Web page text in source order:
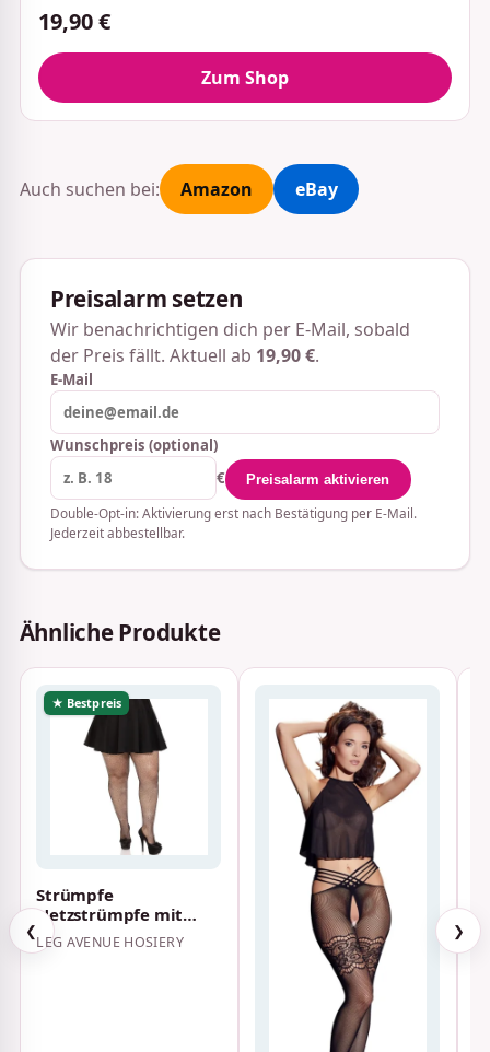
19,90 €
Zum Shop
Auch suchen bei: Amazon eBay
Preisalarm setzen
Wir benachrichtigen dich per E-Mail, sobald
der Preis fällt. Aktuell ab 19,90 €.
E-Mail
Wunschpreis (optional)
€
Preisalarm aktivieren
Double-Opt-in: Aktivierung erst nach Bestätigung per E-Mail.
Jederzeit abbestellbar.
Ähnliche Produkte
❮
★ Bestpreis
Strümpfe
Netzstrümpfe mit
Kristallisierung
Schwarz Übergrösse
LEG AVENUE HOSIERY
❯